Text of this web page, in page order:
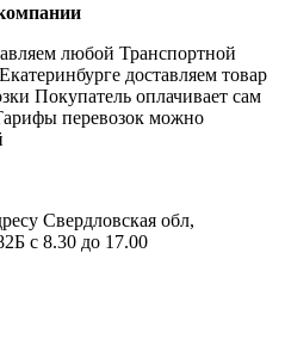
любой Транспортной
доставляем товар
Покупатель оплачивает сам
перевозок можно
Свердловская обл,
с 8.30 до 17.00